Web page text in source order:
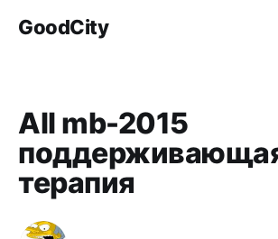
GoodCity
All mb-2015
терапия